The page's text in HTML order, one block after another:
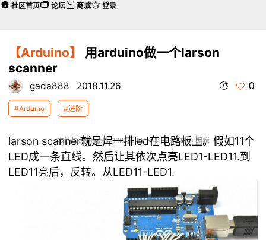
【Arduino】
用arduino做一个larson
scanner
gada888 2018.11.26 0
#Arduino #进阶
本帖最后由 gada888 于 2018-11-26 21:50 编辑
larson scanner就是焊一排led在电路板上。假如11个
LED成一条直线。然后让其依次点亮LED1-LED11.到
LED11亮后，反转。从LED11-LED1.
社区首页 论坛 商城 登录